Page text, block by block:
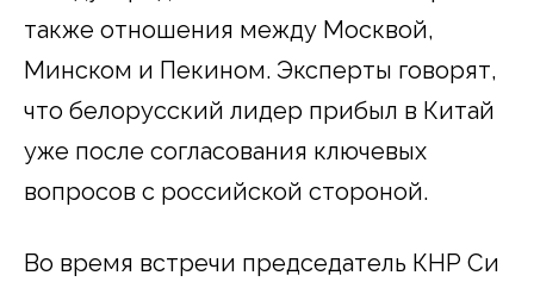
также отношения между Москвой,
Минском и Пекином. Эксперты говорят,
что белорусский лидер прибыл в Китай
уже после согласования ключевых
вопросов с российской стороной.
Во время встречи председатель КНР Си